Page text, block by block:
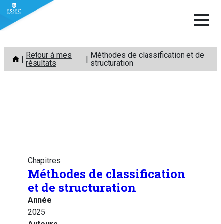
Aller
contenu
Retour à mes
résultats
Méthodes de classification et de
structuration
Chapitres
Méthodes de classification
et de structuration
Année
2025